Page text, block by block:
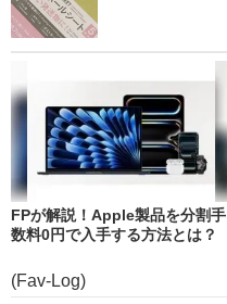
FPが解説！Apple製品を分割手
数料0円で入手する方法とは？
(Fav-Log)